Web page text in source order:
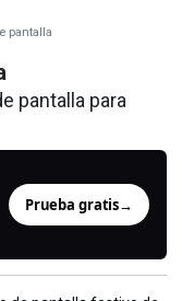
pantalla
pantalla para
Prueba gratis→